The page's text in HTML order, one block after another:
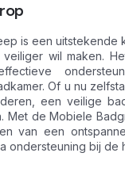
is een uitstekende
wil maken.
Of u nu
een veilige
Met de Mobiele
van een
ondersteuning bij de